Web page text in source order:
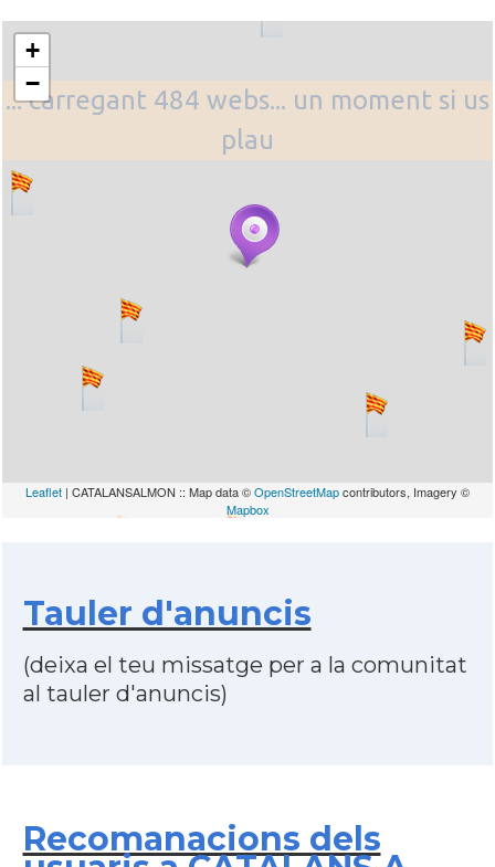
... carregant 484 webs... un moment si us
plau
+
−
Leaflet | CATALANSALMON :: Map data ©OpenStreetMapcontributors, Imagery ©
Mapbox
Tauler d'anuncis
(deixa el teu missatge per a la comunitat
al tauler d'anuncis)
Recomanacions dels